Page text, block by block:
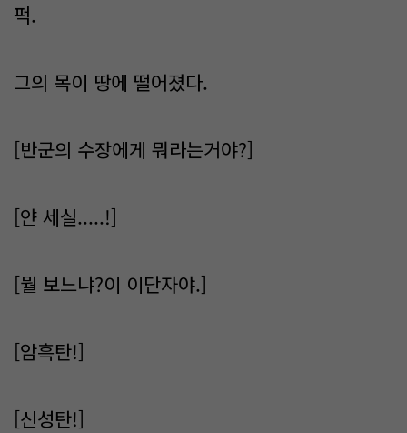
퍽.
그의 목이 땅에 떨어졌다.
[반군의 수장에게 뭐라는거야?]
[얀 세실.....!]
[뭘 보느냐?이 이단자야.]
[암흑탄!]
[신성탄!]